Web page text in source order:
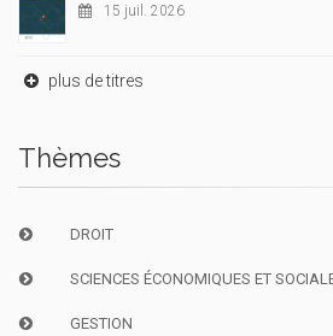
15 juil. 2026
plus de titres
Thèmes
DROIT
SCIENCES ÉCONOMIQUES ET
GESTION